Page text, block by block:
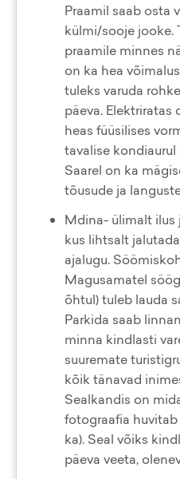
Praamil saab osta
külmi/sooje jooke.
praamile minnes
on ka hea
tuleks varuda
päeva. Elektriratas
heas füüsilises
tavalise
Saarel on ka
tõusude ja
Mdina- ülimalt ilus
kus lihtsalt
ajalugu.
Magusamatel
õhtul) tuleb lauda
Parkida saab
minna kindlasti
suuremate
kõik tänavad
Sealkandis on
fotograafia
ka). Seal võiks
päeva veeta,